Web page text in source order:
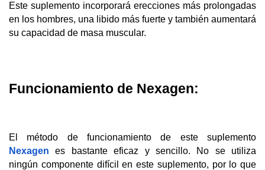
Este suplemento incorporará erecciones más prolongadas
en los hombres, una libido más fuerte y también aumentará
su capacidad de masa muscular.
Funcionamiento de Nexagen:
Nexagen es bastante eficaz y sencillo. No se utiliza
ningún componente difícil en este suplemento, por lo que